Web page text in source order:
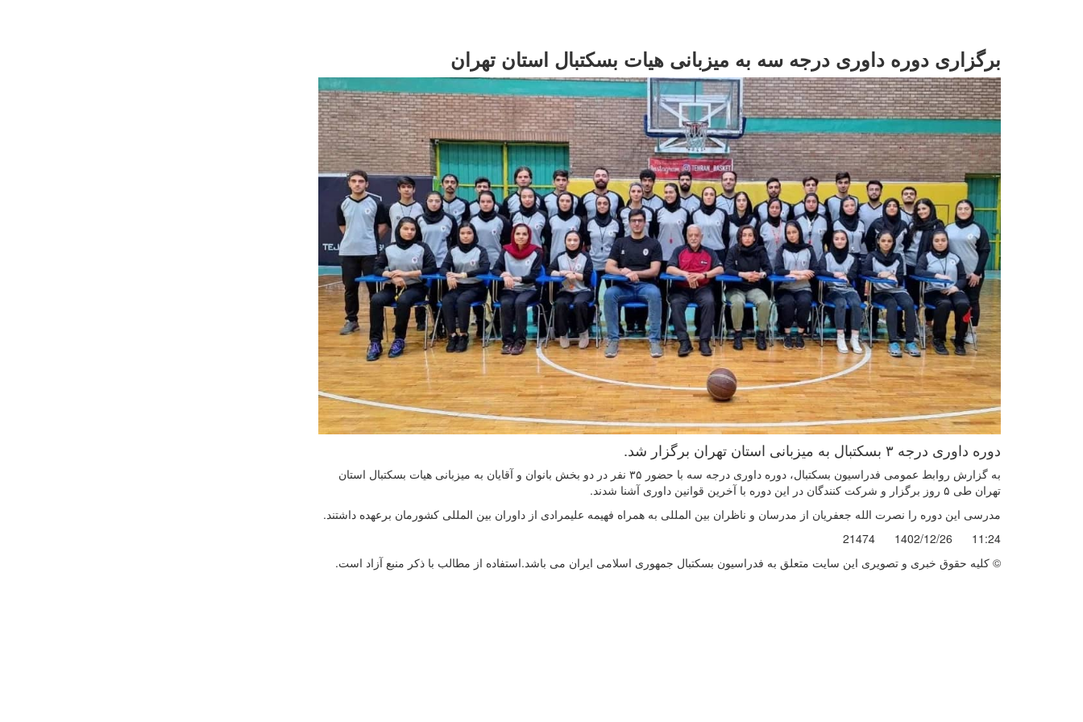
برگزاری دوره داوری درجه سه به میزبانی هیات بسکتبال استان تهران
دوره داوری درجه ۳ بسکتبال به میزبانی استان تهران برگزار شد.
به گزارش روابط عمومی فدراسیون بسکتبال، دوره داوری درجه سه با حضور ۳۵ نفر در دو بخش بانوان و آقایان به میزبانی هیات بسکتبال استان
تهران طی ۵ روز برگزار و شرکت کنندگان در این دوره با آخرین قوانین داوری آشنا شدند.
مدرسی این دوره را نصرت الله جعفریان از مدرسان و ناظران بین المللی به همراه فهیمه علیمرادی از داوران بین المللی کشورمان برعهده داشتند.
11:24
1402/12/26
21474
© کليه حقوق خبری و تصويری اين سايت متعلق به فدراسیون بسکتبال جمهوری اسلامی ایران می باشد.استفاده از مطالب با ذكر منبع آزاد است.